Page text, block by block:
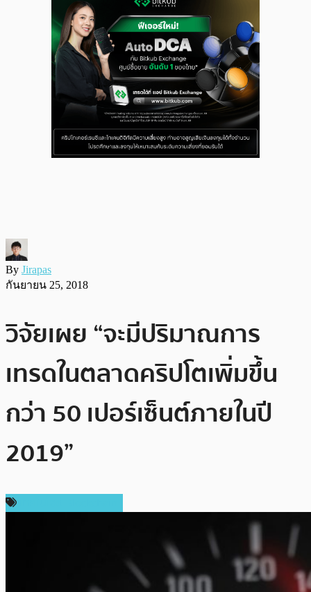
By Jirapas
กันยายน 25, 2018
วิจัยเผย “จะมีปริมาณการ
เทรดในตลาดคริปโตเพิ่มขึ้น
กว่า 50 เปอร์เซ็นต์ภายในปี
2019”